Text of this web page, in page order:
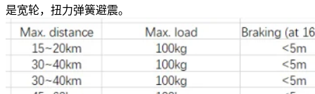
是宽轮，扭力弹簧避震。